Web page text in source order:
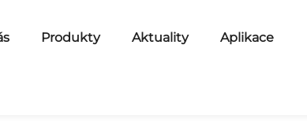
Produkty Aktuality Aplikace